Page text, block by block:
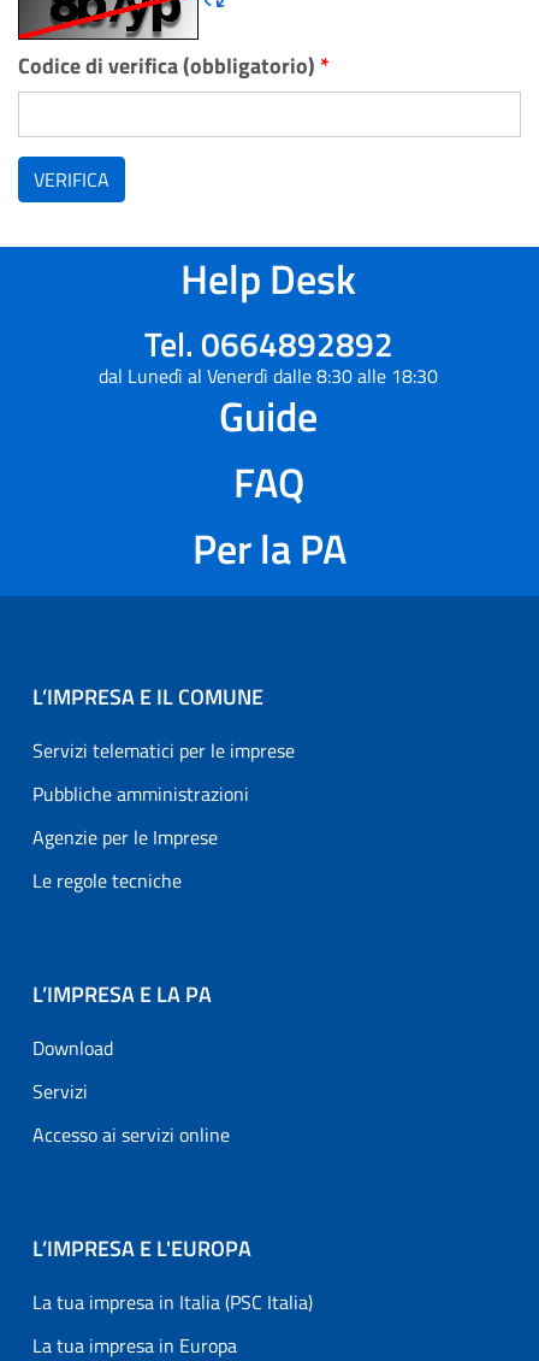
Codice di verifica (obbligatorio) *
VERIFICA
Help Desk
Tel. 0664892892
dal Lunedì al Venerdì dalle 8:30 alle 18:30
Guide
FAQ
Per la PA
L’IMPRESA E IL COMUNE
Servizi telematici per le imprese
Pubbliche amministrazioni
Agenzie per le Imprese
Le regole tecniche
L’IMPRESA E LA PA
Download
Servizi
Accesso ai servizi online
L’IMPRESA E L'EUROPA
La tua impresa in Italia (PSC Italia)
La tua impresa in Europa